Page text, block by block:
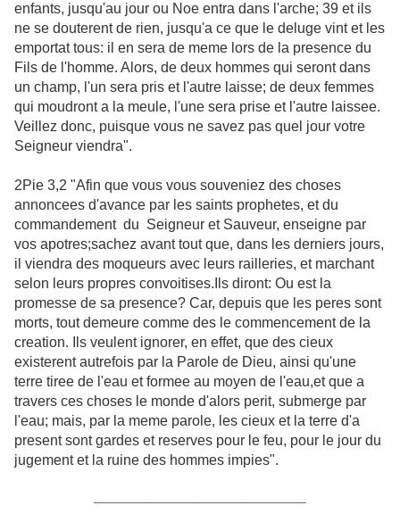
enfants, jusqu'au jour ou Noe entra dans l'arche; 39 et ils
ne se douterent de rien, jusqu'a ce que le deluge vint et les
emportat tous: il en sera de meme lors de la presence du
Fils de l'homme. Alors, de deux hommes qui seront dans
un champ, l'un sera pris et l'autre laisse; de deux femmes
qui moudront a la meule, l'une sera prise et l'autre laissee.
Veillez donc, puisque vous ne savez pas quel jour votre
Seigneur viendra".
2Pie 3,2 "Afin que vous vous souveniez des choses
annoncees d'avance par les saints prophetes, et du
commandement du Seigneur et Sauveur, enseigne par
vos apotres;sachez avant tout que, dans les derniers jours,
il viendra des moqueurs avec leurs railleries, et marchant
selon leurs propres convoitises.Ils diront: Ou est la
promesse de sa presence? Car, depuis que les peres sont
morts, tout demeure comme des le commencement de la
creation. Ils veulent ignorer, en effet, que des cieux
existerent autrefois par la Parole de Dieu, ainsi qu'une
terre tiree de l'eau et formee au moyen de l'eau,et que a
travers ces choses le monde d'alors perit, submerge par
l'eau; mais, par la meme parole, les cieux et la terre d'a
present sont gardes et reserves pour le feu, pour le jour du
jugement et la ruine des hommes impies".